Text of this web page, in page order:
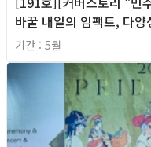
바꿀 내일의 임팩트, 다양
기간 : 5월